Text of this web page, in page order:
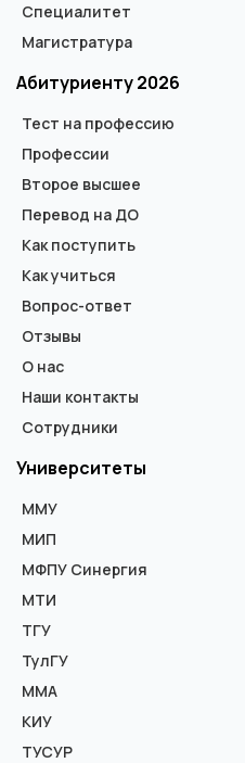
Специалитет
Магистратура
Абитуриенту 2026
Тест на профессию
Профессии
Второе высшее
Перевод на ДО
Как поступить
Как учиться
Вопрос-ответ
Отзывы
О нас
Наши контакты
Сотрудники
Университеты
ММУ
МИП
МФПУ Синергия
МТИ
ТГУ
ТулГУ
ММА
КИУ
ТУСУР